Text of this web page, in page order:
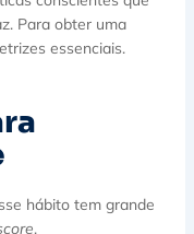
Para obter uma
essenciais.
hábito tem grande
.